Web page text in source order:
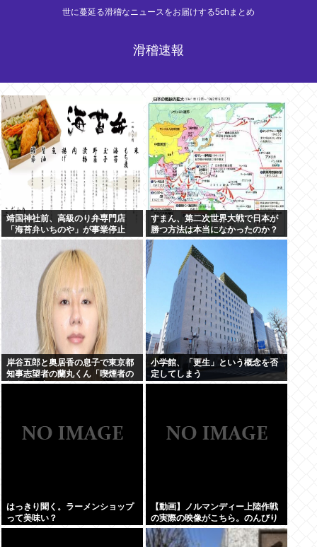
世に蔓延る滑稽なニュースをお届けする5chまとめ
滑稽速報
靖国神社前、高級のり弁専門店
「海苔弁いちのや」が事業停止
すまん、第二次世界大戦で日本が
勝つ方法は本当になかったのか？
岸谷五郎と奥居香の息子で東京都
知事志望者の蘭丸くん「喫煙者の
権利が侵害されてる。俺たちの税
小学館、「更生」という概念を否
定してしまう
はっきり聞く。ラーメンショップ
って美味い？
【動画】ノルマンディー上陸作戦
の実際の映像がこちら。のんびり
歩いて上陸してるんだがもしかし
てプライベートライアンって嘘？